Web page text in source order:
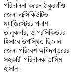
পরিচালনা করেন ঠাকুরগাঁও
জেলা এক্সিকিউটিভ
ম্যাজিস্ট্রেট পলাশ
তালুকদার, ও প্রসিকিউটর
হিসাবে উপস্থিত ছিলেন
জেলা পরিবেশ অধিদপ্তরের
সহকারী পরিচালক তামিম
হাসান।